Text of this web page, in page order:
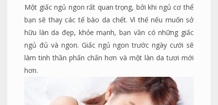
Một giấc ngủ ngon rất quan trọng, bởi khi ngủ cơ thể
bạn sẽ thay các tế bào da chết. Vì thế nếu muốn sở
hữu làn da đẹp, khỏe mạnh, bạn vần có những giấc
ngủ đủ và ngon. Giấc ngủ ngon trước ngày cưới sẽ
làm tinh thần phấn chấn hơn và một làn da tươi mới
hơn.